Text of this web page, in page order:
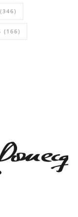
(346)
(166)